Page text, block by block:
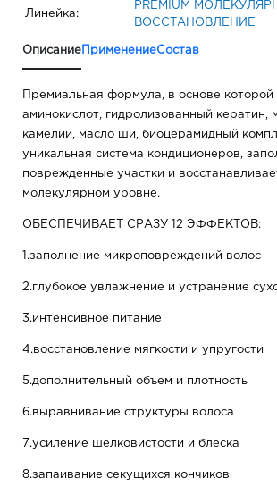
Линейка:
PREMIUM
ВОССТАНОВЛЕНИЕ
Описание ПрименениеСостав
Премиальная формула, в основе которой
аминокислот, гидролизованный кератин,
камелии, масло ши, биоцерамидный
уникальная система кондиционеров,
поврежденные участки и
молекулярном уровне.
ОБЕСПЕЧИВАЕТ СРАЗУ 12 ЭФФЕКТОВ:
1.заполнение микроповреждений волос
2.глубокое увлажнение и устранение
3.интенсивное питание
4.восстановление мягкости и упругости
5.дополнительный объем и плотность
6.выравнивание структуры волоса
7.усиление шелковистости и блеска
8.запаивание секущихся кончиков